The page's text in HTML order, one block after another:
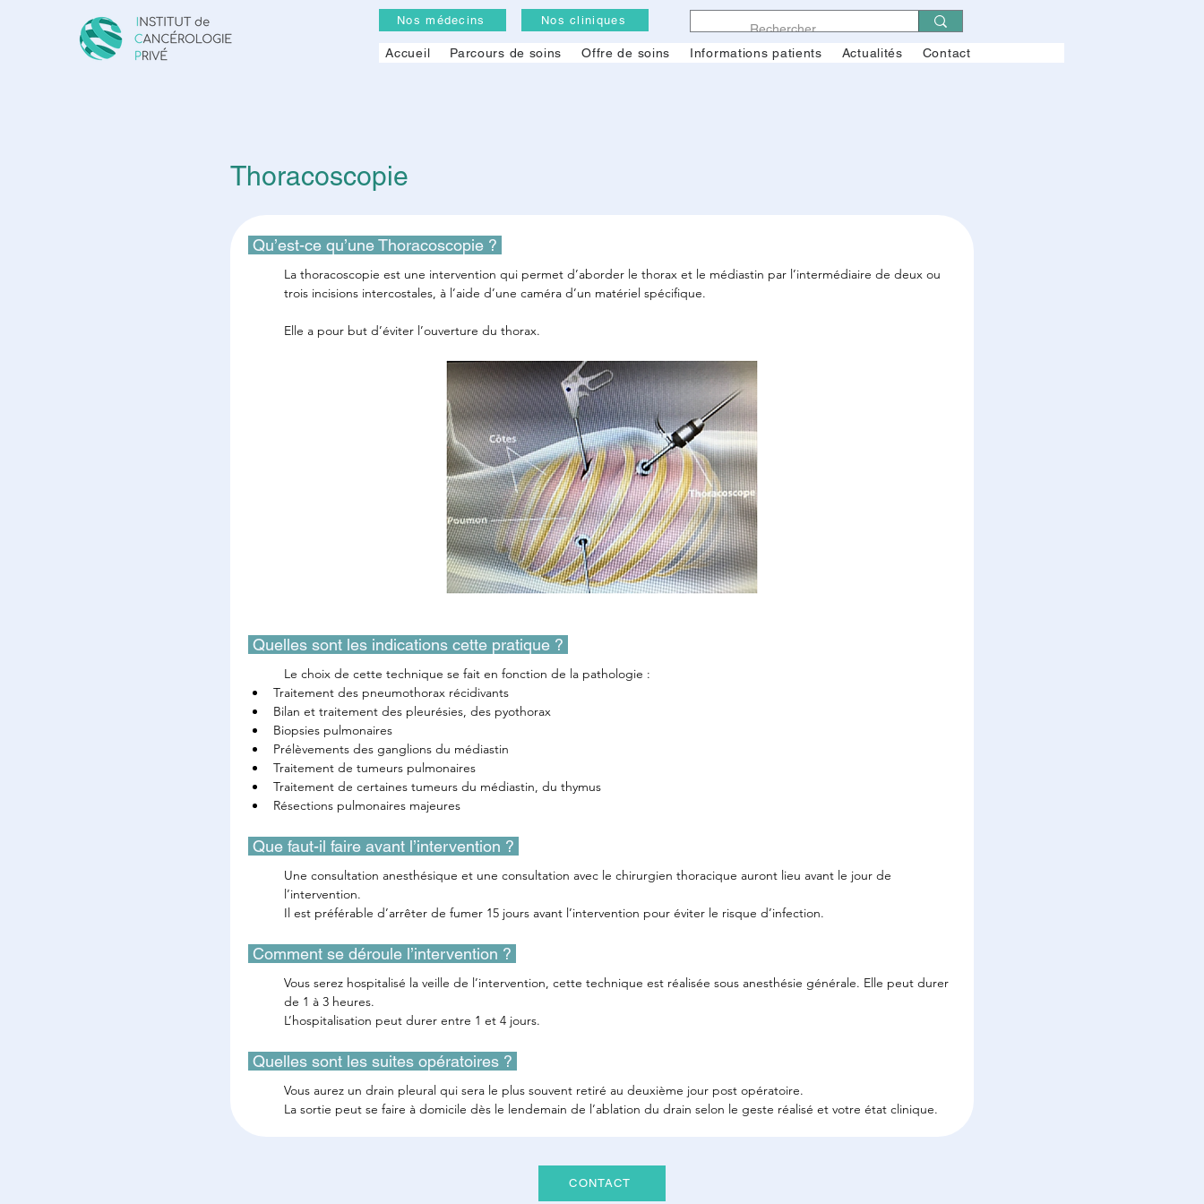
Nos médecins Nos cliniques
Accueil Parcours de soins Offre de soins Informations patients Actualités Contact
Thoracoscopie
Qu’est-ce qu’une Thoracoscopie ?
La thoracoscopie est une intervention qui permet d’aborder le thorax et le médiastin par l’intermédiaire de deux ou
trois incisions intercostales, à l’aide d’une caméra d’un matériel spécifique.
Elle a pour but d’éviter l’ouverture du thorax.
Quelles sont les indications cette pratique ?
Le choix de cette technique se fait en fonction de la pathologie :
Traitement des pneumothorax récidivants
Bilan et traitement des pleurésies, des pyothorax
Biopsies pulmonaires
Prélèvements des ganglions du médiastin
Traitement de tumeurs pulmonaires
Traitement de certaines tumeurs du médiastin, du thymus
Résections pulmonaires majeures
Que faut-il faire avant l’intervention ?
Une consultation anesthésique et une consultation avec le chirurgien thoracique auront lieu avant le jour de
l’intervention.
Il est préférable d’arrêter de fumer 15 jours avant l’intervention pour éviter le risque d’infection.
Comment se déroule l’intervention ?
Vous serez hospitalisé la veille de l’intervention, cette technique est réalisée sous anesthésie générale. Elle peut durer
de 1 à 3 heures.
L’hospitalisation peut durer entre 1 et 4 jours.
Quelles sont les suites opératoires ?
Vous aurez un drain pleural qui sera le plus souvent retiré au deuxième jour post opératoire.
La sortie peut se faire à domicile dès le lendemain de l’ablation du drain selon le geste réalisé et votre état clinique.
CONTACT